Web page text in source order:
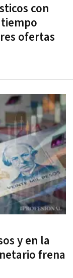
con
ofertas
y en la
frena